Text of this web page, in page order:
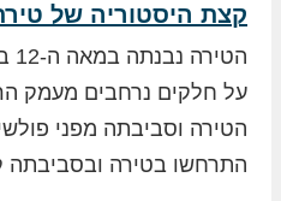
קצת היסטוריה של
על חלקים נרחבים מעמק
הטירה וסביבתה מפני
התרחשו בטירה ובסביבתה